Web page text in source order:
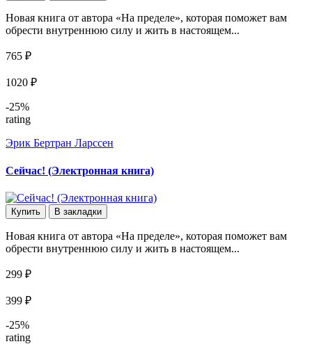
Новая книга от автора «На пределе», которая поможет вам
обрести внутреннюю силу и жить в настоящем...
765 ₽
1020 ₽
-25%
rating
Эрик Бертран Ларссен
Сейчас! (Электронная книга)
Купить В закладки
Новая книга от автора «На пределе», которая поможет вам
обрести внутреннюю силу и жить в настоящем...
299 ₽
399 ₽
-25%
rating